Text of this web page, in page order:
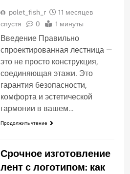
polet_fish_r
11 месяцев
спустя
0 1 минуты
Введение Правильно
спроектированная лестница —
это не просто конструкция,
соединяющая этажи. Это
гарантия безопасности,
комфорта и эстетической
гармонии в вашем…
Продолжить чтение
Срочное изготовление
лент с логотипом: как